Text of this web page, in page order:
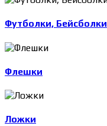
Футболки, Бейсболки
Флешки
Ложки